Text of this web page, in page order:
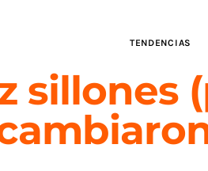
TENDENCIAS
sillones